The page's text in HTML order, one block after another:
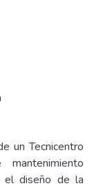
un Tecnicentro
el diseño de la